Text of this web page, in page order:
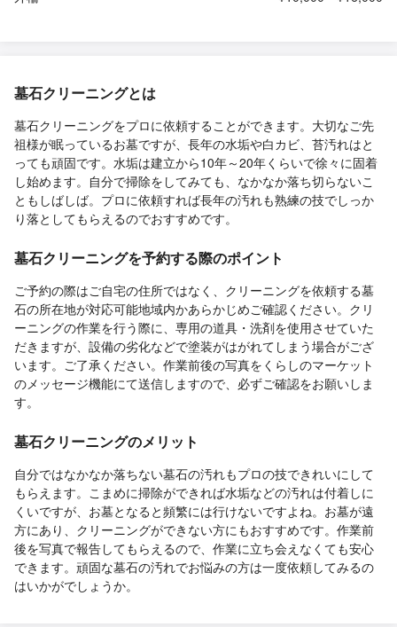
墓石クリーニングとは
墓石クリーニングをプロに依頼することができます。大切なご先
祖様が眠っているお墓ですが、長年の水垢や白カビ、苔汚れはと
っても頑固です。水垢は建立から10年～20年くらいで徐々に固着
し始めます。自分で掃除をしてみても、なかなか落ち切らないこ
ともしばしば。プロに依頼すれば長年の汚れも熟練の技でしっか
り落としてもらえるのでおすすめです。
墓石クリーニングを予約する際のポイント
ご予約の際はご自宅の住所ではなく、クリーニングを依頼する墓
石の所在地が対応可能地域内かあらかじめご確認ください。クリ
ーニングの作業を行う際に、専用の道具・洗剤を使用させていた
だきますが、設備の劣化などで塗装がはがれてしまう場合がござ
います。ご了承ください。作業前後の写真をくらしのマーケット
のメッセージ機能にて送信しますので、必ずご確認をお願いしま
す。
墓石クリーニングのメリット
自分ではなかなか落ちない墓石の汚れもプロの技できれいにして
もらえます。こまめに掃除ができれば水垢などの汚れは付着しに
くいですが、お墓となると頻繁には行けないですよね。お墓が遠
方にあり、クリーニングができない方にもおすすめです。作業前
後を写真で報告してもらえるので、作業に立ち会えなくても安心
できます。頑固な墓石の汚れでお悩みの方は一度依頼してみるの
はいかがでしょうか。